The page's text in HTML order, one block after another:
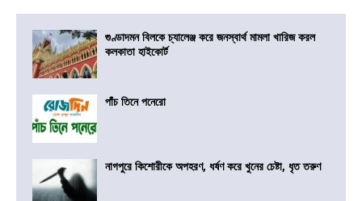
গুণ্ডাদমন বিলকে চ্যালেঞ্জ করে জনস্বার্থ মামলা খারিজ করল
কলকাতা হাইকোর্ট
পাঁচ তিনে পনেরো
নাগপুরে কিশোরীকে অপহরণ, ধর্ষণ করে খুনের চেষ্টা, ধৃত তরুণ